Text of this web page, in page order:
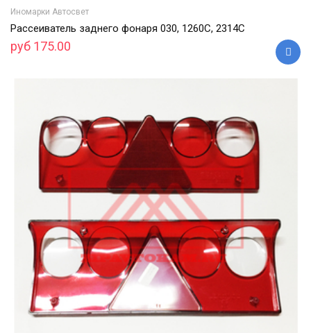
Иномарки Автосвет
Рассеиватель заднего фонаря 030, 1260C, 2314C
руб 175.00